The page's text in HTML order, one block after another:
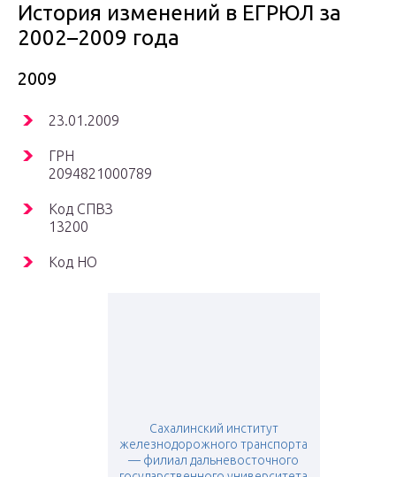
История изменений в ЕГРЮЛ за
2002–2009 года
2009
23.01.2009
ГРН
2094821000789
Код СПВЗ
13200
Код НО
Сахалинский институт
железнодорожного транспорта
— филиал дальневосточного